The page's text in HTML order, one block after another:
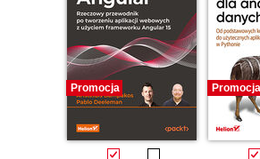
Cel misji
Wycieczka po Hollywood
Uruchamianie gry
Do dzieła!
Wydostań się stąd
Rozdział 2. Wrogowie, uzbrojenie
Promocja Promocja